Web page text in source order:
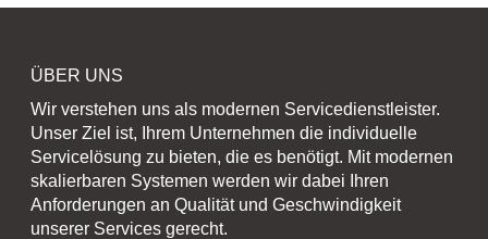
ÜBER UNS
Wir verstehen uns als modernen Servicedienstleister.
Unser Ziel ist, Ihrem Unternehmen die individuelle
Servicelösung zu bieten, die es benötigt. Mit modernen
skalierbaren Systemen werden wir dabei Ihren
Anforderungen an Qualität und Geschwindigkeit
unserer Services gerecht.